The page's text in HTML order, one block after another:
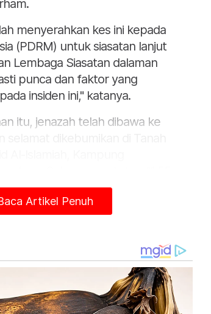
menyerahkan kes ini kepada
(PDRM) untuk siasatan lanjut
Lembaga Siasatan dalaman
punca dan faktor yang
insiden ini," katanya.
itu, jenazah telah dibawa ke
Tentera Darat (PTD),
TDM memandang serius
kerjasama penuh kepada pihak
siasatan dijalankan
Artikel Penuh